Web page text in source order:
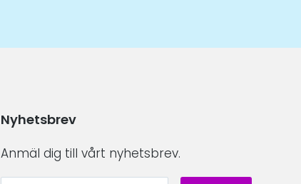
Nyhetsbrev
Anmäl dig till vårt nyhetsbrev.